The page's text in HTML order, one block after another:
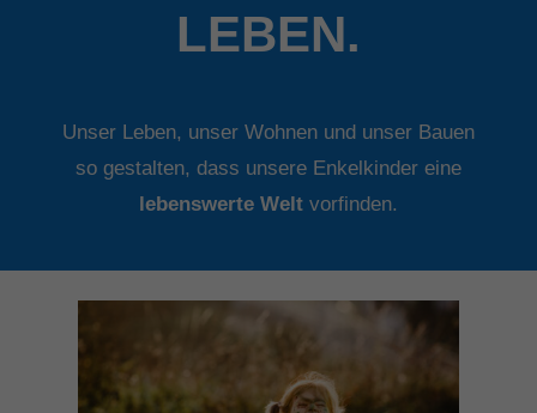
LEBEN.
Unser Leben, unser Wohnen und unser Bauen
so gestalten, dass unsere Enkelkinder eine
lebenswerte Weltvorfinden.